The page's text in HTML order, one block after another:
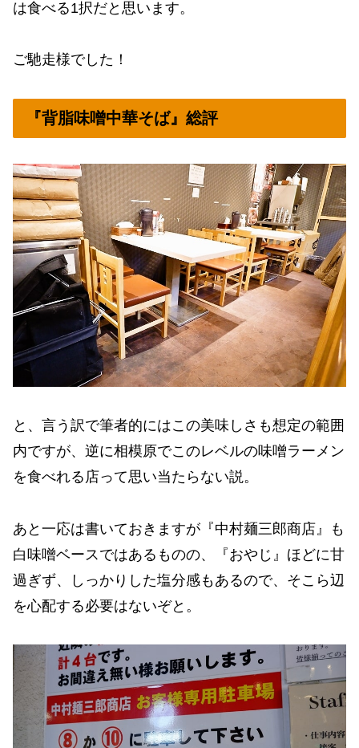
は食べる1択だと思います。
ご馳走様でした！
『背脂味噌中華そば』総評
と、言う訳で筆者的にはこの美味しさも想定の範囲
内ですが、逆に相模原でこのレベルの味噌ラーメン
を食べれる店って思い当たらない説。
あと一応は書いておきますが『中村麺三郎商店』も
白味噌ベースではあるものの、『おやじ』ほどに甘
過ぎず、しっかりした塩分感もあるので、そこら辺
を心配する必要はないぞと。